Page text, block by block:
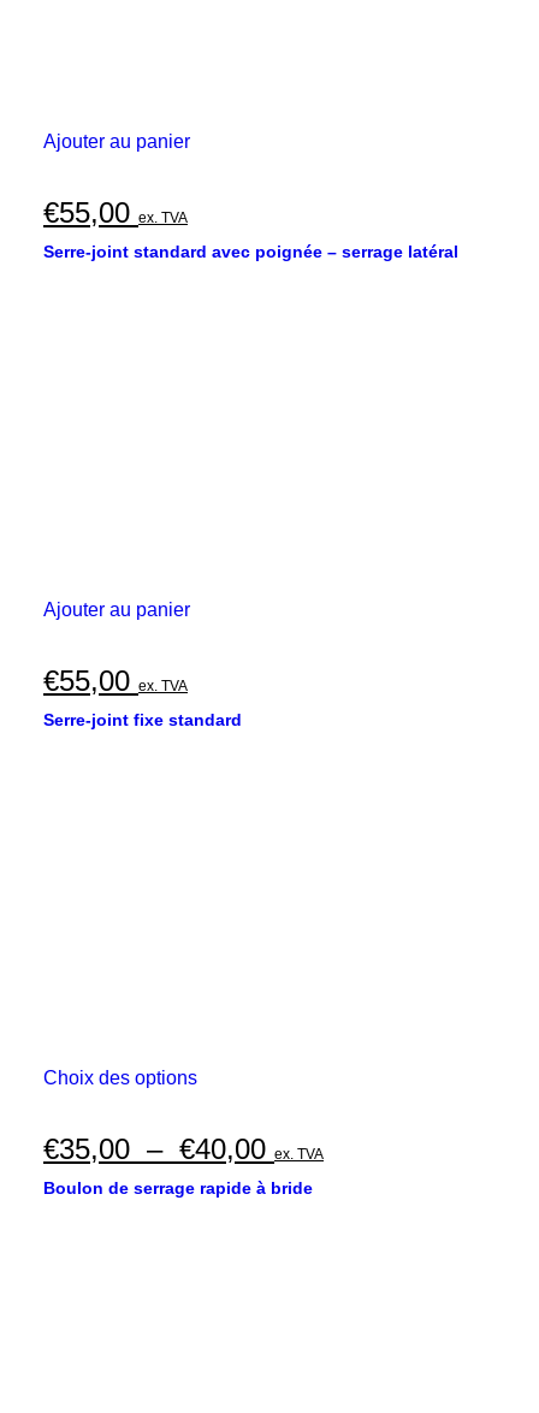
Ajouter au panier
€55,00 ex. TVA
Serre-joint standard avec poignée – serrage latéral
Ajouter au panier
€55,00 ex. TVA
Serre-joint fixe standard
Choix des optionsCe
plusieurs
variations.
Les
€35,00 – €40,00Plage
de
ex. TVA
Boulon de serrage rapide à bride